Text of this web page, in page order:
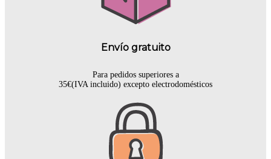
Envío gratuito
Para pedidos superiores a
35€(IVA incluido) excepto electrodomésticos